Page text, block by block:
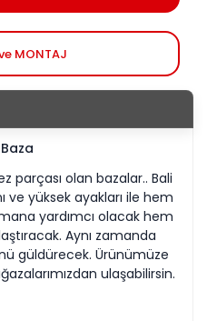
MONTAJ
parçası olan bazalar.. Bali
ve yüksek ayakları ile hem
yardımcı olacak hem
Aynı zamanda
güldürecek. Ürünümüze
ulaşabilirsin.